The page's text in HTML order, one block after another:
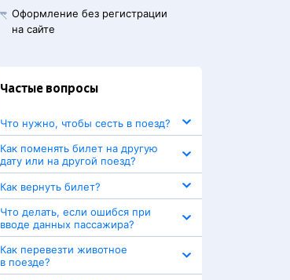
Оформление без регистрации
на сайте
Частые вопросы
Что нужно, чтобы сесть в поезд?
Как поменять билет на другую
дату или на другой поезд?
Как вернуть билет?
Что делать, если ошибся при
вводе данных пассажира?
Как перевезти животное
в поезде?